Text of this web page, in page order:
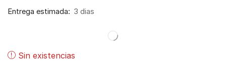
Entrega estimada: 3 dias
Sin existencias